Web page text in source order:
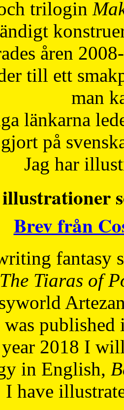
trilogin
åren
till ett
man
länkarna
gjort på
Jag har
Brev från
fantasy
The Tiaras of
was published
2018 I
in English,
I have